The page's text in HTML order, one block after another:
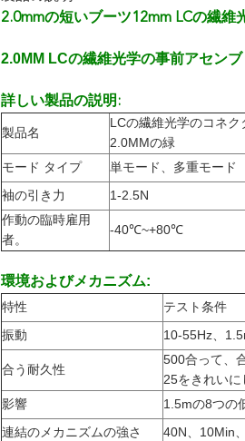
2.0mmの短いブーツ12mm LCの繊
2.0MM LCの繊維光学の事前アセン
詳しい製品の説明:
製品名
LCの繊維光学のコネク
2.0MMの緑
モード タイプ 単モード、多重モード
袖の引き力
1-2.5N
作動の臨時雇用
者。
-40℃~+80℃
環境およびメカニズム:
特性 テスト条件
振動
10-55Hz、
合う耐久性
500合って、
25をきれいに
影響 1.5mの8つの
連結のメカニズムの強さ
40N、10Min